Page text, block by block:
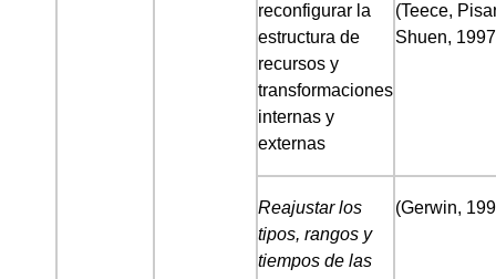
reconfigurar la
estructura de
recursos y
transformaciones
internas y
externas
(Teece,
Shuen,
Reajustar los
tipos, rangos y
tiempos de las
(Gerwin,